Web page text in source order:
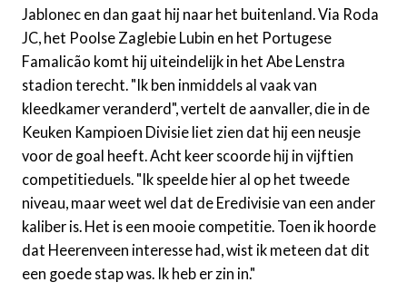
Jablonec en dan gaat hij naar het buitenland. Via Roda
JC, het Poolse Zaglebie Lubin en het Portugese
Famalicão komt hij uiteindelijk in het Abe Lenstra
stadion terecht. "Ik ben inmiddels al vaak van
kleedkamer veranderd", vertelt de aanvaller, die in de
Keuken Kampioen Divisie liet zien dat hij een neusje
voor de goal heeft. Acht keer scoorde hij in vijftien
competitieduels. "Ik speelde hier al op het tweede
niveau, maar weet wel dat de Eredivisie van een ander
kaliber is. Het is een mooie competitie. Toen ik hoorde
dat Heerenveen interesse had, wist ik meteen dat dit
een goede stap was. Ik heb er zin in."